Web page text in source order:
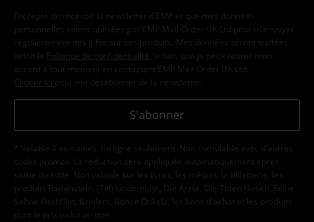
J’accepte de recevoir la newsletter d’EMP et que mes données
personnelles soient utilisées par EMP Mail Order UK Ltd pour m’envoyer
régulièrement des infos sur ses produits. Mes données seront traitées
selon la
Politique de confidentialité . Je sais que je peux retirer mon
accord à tout moment en contactant EMP Mail Order UK Ltd.
Cliquer ici pour me désabonner de la newsletter.
S'abonner
* Valable 4 semaines. En ligne seulement. Non cumulable avec d'autres
codes promos. La réduction sera appliquée automatiquement après
saisie du code. Non valable sur les livres, les médias, la billetterie, les
produits Rammstein, (Till) Lindemann, Die Ärzte, Die Toten Hosen, Feine
Sahne Fischfilet, Broilers, Böhse Onkelz, les bons d'achat et les produits
dont le prix inclut un don.